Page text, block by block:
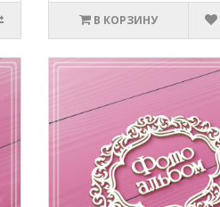
В КОРЗИНУ